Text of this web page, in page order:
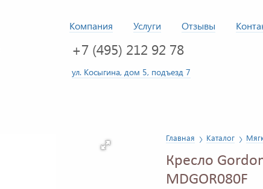
Компания Услуги Отзывы
+7 (495) 212 92 78
ул. Косыгина, дом 5, подъезд 7
Главная Каталог
Кресло
MDGOR080F